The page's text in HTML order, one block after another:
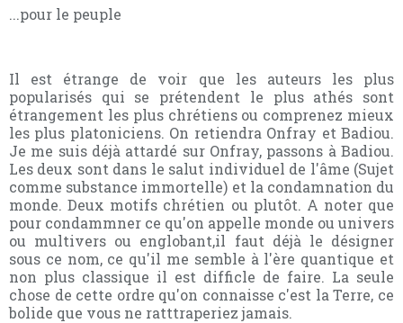
...pour le peuple
Il est étrange de voir que les auteurs les plus
popularisés qui se prétendent le plus athés sont
étrangement les plus chrétiens ou comprenez mieux
les plus platoniciens. On retiendra Onfray et Badiou.
Je me suis déjà attardé sur Onfray, passons à Badiou.
Les deux sont dans le salut individuel de l'âme (Sujet
comme substance immortelle) et la condamnation du
monde. Deux motifs chrétien ou plutôt. A noter que
pour condammner ce qu'on appelle monde ou univers
ou multivers ou englobant,il faut déjà le désigner
sous ce nom, ce qu'il me semble à l'ère quantique et
non plus classique il est difficle de faire. La seule
chose de cette ordre qu'on connaisse c'est la Terre, ce
bolide que vous ne ratttraperiez jamais.